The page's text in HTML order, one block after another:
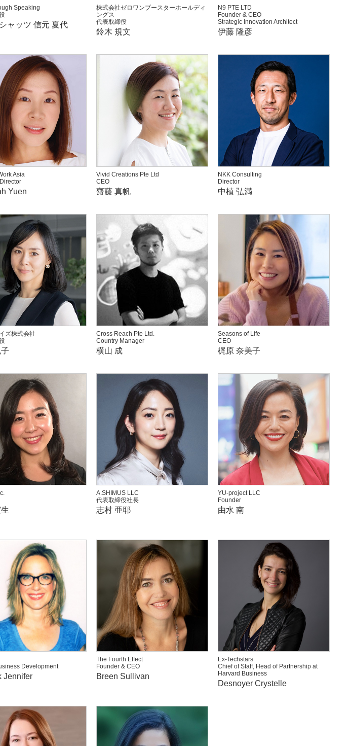
Speaking
ャッツ 信元 夏代
株式会社ゼロワンブースターホールディ
ングス
代表取締役
鈴木 規文
N9 PTE LTD
Founder & CEO
Strategic Innovation Architect
伊藤 隆彦
Asia
Yuen
Vivid Creations Pte Ltd
CEO
齋藤 真帆
NKK Consulting
Director
中植 弘満
ズ株式会社
Cross Reach Pte Ltd.
Country Manager
横山 成
Seasons of Life
CEO
梶原 奈美子
A.SHIMUS LLC
代表取締役社長
志村 亜耶
YU-project LLC
Founder
由水 南
Development
Jennifer
The Fourth Effect
Founder & CEO
Breen Sullivan
Ex-Techstars
Chief of Staff, Head of Partnership at
Harvard Business
Desnoyer Crystelle